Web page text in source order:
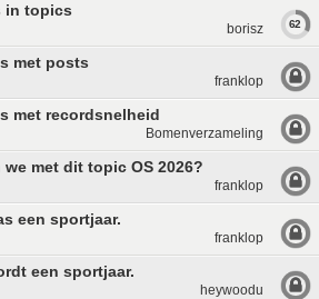
in topics
borisz 62
met posts
franklop
met recordsnelheid
Bomenverzameling
we met dit topic OS 2026?
franklop
een sportjaar.
franklop
een sportjaar.
heywoodu